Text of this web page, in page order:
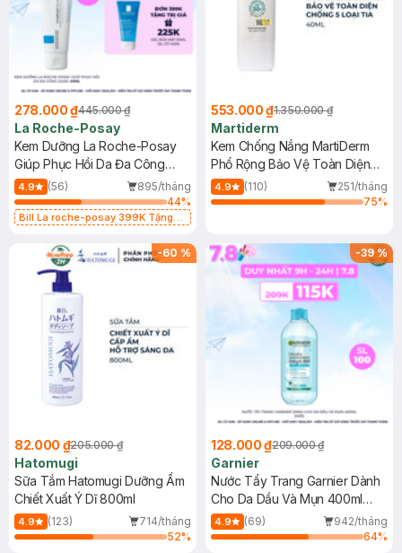
278.000 ₫445.000 ₫
La Roche-Posay
Kem Dưỡng La Roche-Posay
Giúp Phục Hồi Da Đa Công
Dụng 40ml
4.9 (56)
895/tháng
44%
Bill La roche-posay 399K Tặng
(SL có hạn)
553.000 ₫1.350.000 ₫
Martiderm
Kem Chống Nắng MartiDerm
Phổ Rộng Bảo Vệ Toàn Diện
40ml
4.9 (110)
251/tháng
75%
-60 %
82.000 ₫205.000 ₫
Hatomugi
Sữa Tắm Hatomugi Dưỡng Ẩm
Chiết Xuất Ý Dĩ 800ml
4.9 (123)
714/tháng
52%
-39%
128.000 ₫209.000 ₫
Garnier
Nước Tẩy Trang Garnier Dành
Cho Da Dầu Và Mụn 400ml
(Mới)
4.9 (69)
942/tháng
64%